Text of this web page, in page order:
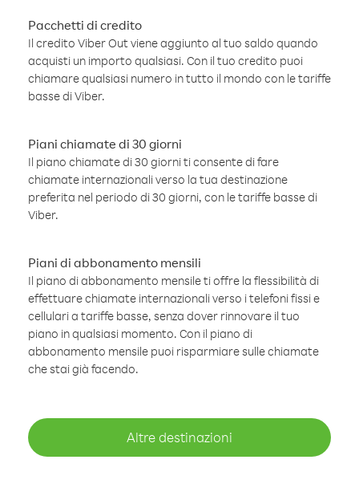
Pacchetti di credito
Il credito Viber Out viene aggiunto al tuo saldo quando
acquisti un importo qualsiasi. Con il tuo credito puoi
chiamare qualsiasi numero in tutto il mondo con le tariffe
basse di Viber.
Piani chiamate di 30 giorni
Il piano chiamate di 30 giorni ti consente di fare
chiamate internazionali verso la tua destinazione
preferita nel periodo di 30 giorni, con le tariffe basse di
Viber.
Piani di abbonamento mensili
Il piano di abbonamento mensile ti offre la flessibilità di
effettuare chiamate internazionali verso i telefoni fissi e
cellulari a tariffe basse, senza dover rinnovare il tuo
piano in qualsiasi momento. Con il piano di
abbonamento mensile puoi risparmiare sulle chiamate
che stai già facendo.
Altre destinazioni